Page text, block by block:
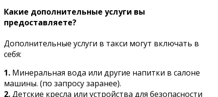
Какие дополнительные услуги вы
предоставляете?
Дополнительные услуги в такси могут включать в
себя:
1. Минеральная вода или другие напитки в салоне
машины. (по запросу заранее).
2.Детские кресла или устройства для безопасности